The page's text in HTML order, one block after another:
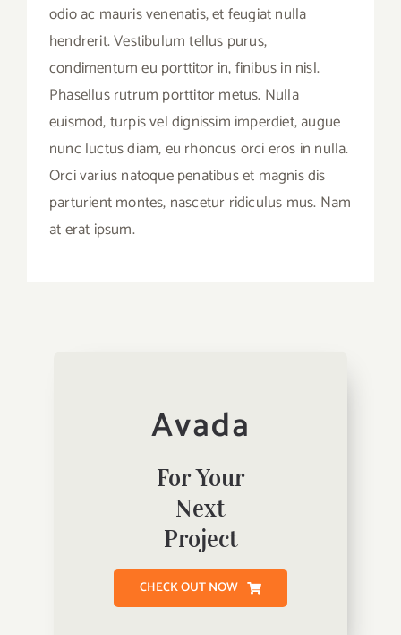
odio ac mauris venenatis, et feugiat nulla
hendrerit. Vestibulum tellus purus,
condimentum eu porttitor in, finibus in nisl.
Phasellus rutrum porttitor metus. Nulla
euismod, turpis vel dignissim imperdiet, augue
nunc luctus diam, eu rhoncus orci eros in nulla.
Orci varius natoque penatibus et magnis dis
parturient montes, nascetur ridiculus mus. Nam
at erat ipsum.
Avada
For Your
Next
Project
CHECK OUT NOW